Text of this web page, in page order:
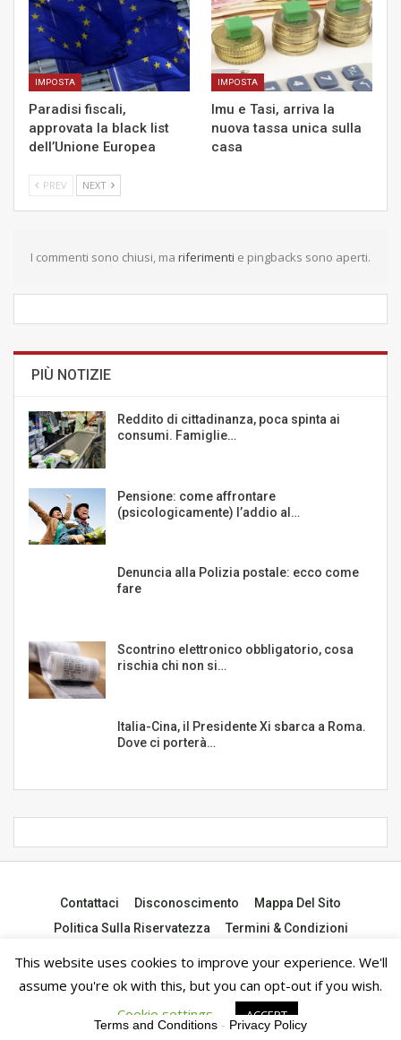
IMPOSTA
Paradisi fiscali,
approvata la black list
dell’Unione Europea
IMPOSTA
Imu e Tasi, arriva la
nuova tassa unica sulla
casa
PREV NEXT
I commenti sono chiusi, ma riferimenti e pingbacks sono aperti.
PIÙ NOTIZIE
Reddito di cittadinanza, poca spinta ai
consumi. Famiglie…
Pensione: come affrontare
(psicologicamente) l’addio al…
Denuncia alla Polizia postale: ecco come
fare
Scontrino elettronico obbligatorio, cosa
rischia chi non si…
Italia-Cina, il Presidente Xi sbarca a Roma.
Dove ci porterà…
Contattaci Disconoscimento
Mappa Del Sito
Politica Sulla Riservatezza
Termini & Condizioni
This website uses cookies to improve your experience. We'll
assume you're ok with this, but you can opt-out if you wish.
Cookie settings
ACCEPT
Terms and Conditions - Privacy Policy